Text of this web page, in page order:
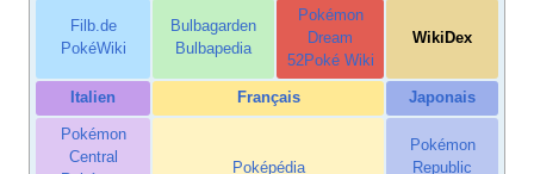
Filb.de
PokéWiki
Bulbagarden
Bulbapedia
Pokémon
Dream
52Poké Wiki
WikiDex
Italien Français Japonais
Pokémon
Central
Poképédia
Pokémon
Republic